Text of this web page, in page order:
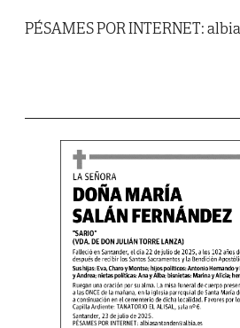
PÉSAMES POR INTERNET: